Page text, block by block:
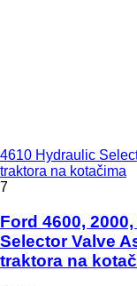
4610 Hydraulic
traktora na kotačima
7
Ford 4600,
Selector Valve
traktora na